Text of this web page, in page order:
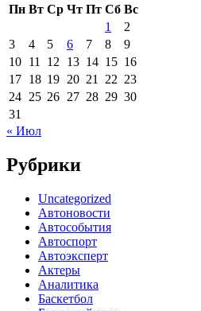
Пн Вт Ср Чт Пт Сб Вс
1
2
3
4 5 6 7 8
9
10 11 12 13 14 15 16
17 18 19 20 21 22 23
24 25 26 27 28 29 30
31
« Июл
Рубрики
Uncategorized
Автоновости
Автособытия
Автоспорт
Автоэксперт
Актеры
Аналитика
Баскетбол